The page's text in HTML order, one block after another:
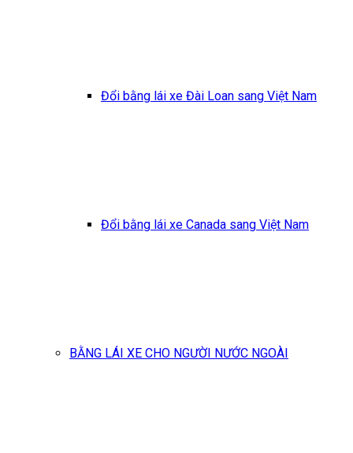
Đổi bằng lái xe Đài Loan sang Việt Nam
Đổi bằng lái xe Canada sang Việt Nam
BẰNG LÁI XE CHO NGƯỜI NƯỚC NGOÀI